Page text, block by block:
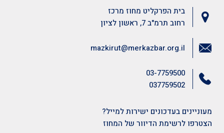
בית הפרקליט מחוז מרכז
רחוב תרמ"ב 7, ראשון לציון
03-7759500
037759502
mazkirut@merkazbar.org.il
מעוניינים בעדכונים ישירות למייל?
הצטרפו לרשימת הדיוור של המחוז